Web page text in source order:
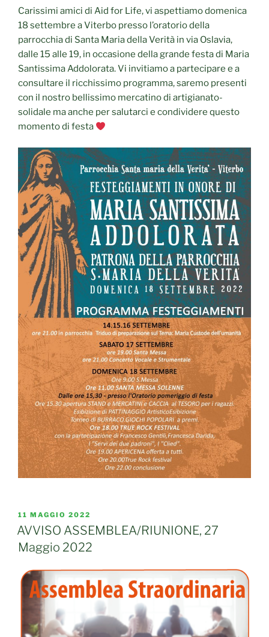
Carissimi amici di Aid for Life, vi aspettiamo domenica
18 settembre a Viterbo presso l’oratorio della
parrocchia di Santa Maria della Verità in via Oslavia,
dalle 15 alle 19, in occasione della grande festa di Maria
Santissima Addolorata. Vi invitiamo a partecipare e a
consultare il ricchissimo programma, saremo presenti
con il nostro bellissimo mercatino di artigianato-
solidale ma anche per salutarci e condividere questo
momento di festa
PUBBLICATO
IL
11 MAGGIO 2022
AVVISO ASSEMBLEA/RIUNIONE, 27
Maggio 2022